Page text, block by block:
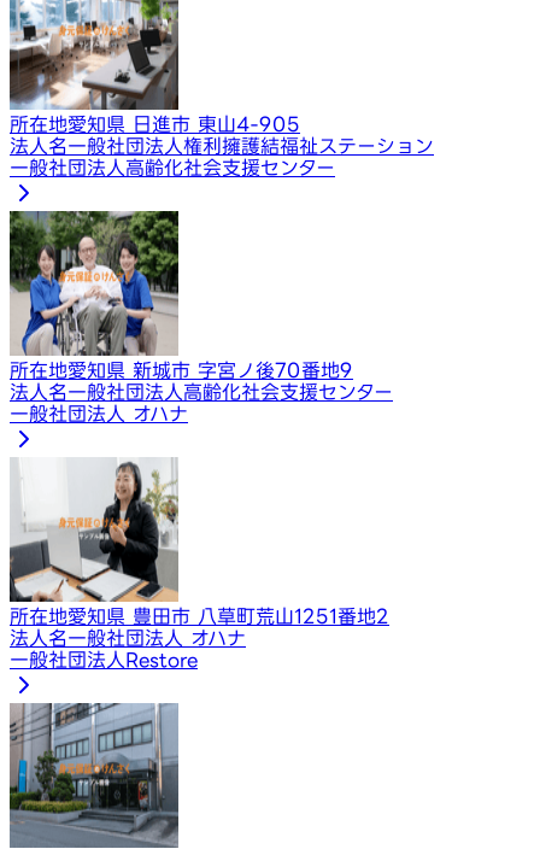
所在地愛知県 日進市 東山4-905
法人名一般社団法人権利擁護結福祉ステーション
一般社団法人高齢化社会支援センター
所在地愛知県 新城市 字宮ノ後70番地9
法人名一般社団法人高齢化社会支援センター
一般社団法人 オハナ
所在地愛知県 豊田市 八草町荒山1251番地2
法人名一般社団法人 オハナ
一般社団法人Restore